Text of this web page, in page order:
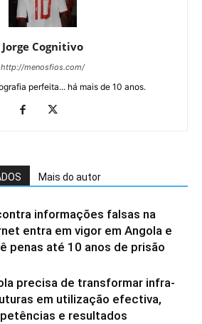
Jorge Cognitivo
http://menosfios.com/
perfeita... há mais de 10 anos.
Mais do autor
informações falsas na
entra em vigor em Angola e
penas até 10 anos de prisão
precisa de transformar infra-
em utilização efectiva,
e resultados